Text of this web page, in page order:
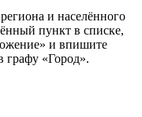
и населённого
пункт в списке,
и впишите
графу «Город».